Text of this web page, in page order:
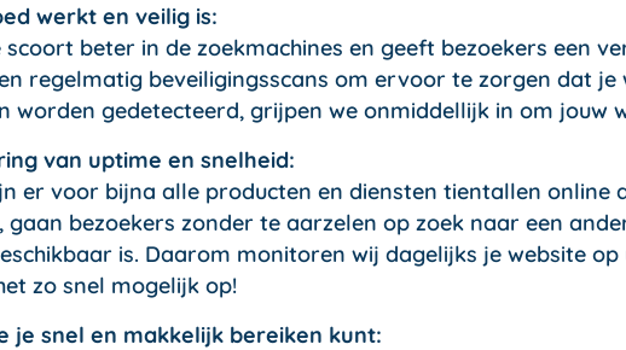
werkt en veilig is:
scoort beter in de zoekmachines en geeft bezoekers een
regelmatig beveiligingsscans om ervoor te zorgen dat
worden gedetecteerd, grijpen we onmiddellijk in om jouw
van uptime en snelheid:
er voor bijna alle producten en diensten tientallen
bezoekers zonder te aarzelen op zoek naar een
is. Daarom monitoren wij dagelijks je website
zo snel mogelijk op!
je snel en makkelijk bereiken kunt: